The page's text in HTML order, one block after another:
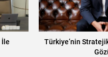
Türkiye’nin